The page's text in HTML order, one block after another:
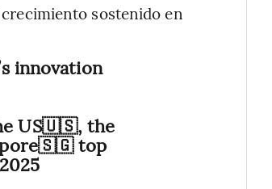
sostenido en
innovation
US🇺🇸, the
top